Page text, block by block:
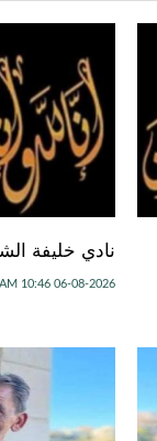
نادي خليفة
06-08-2026 10:46 AM